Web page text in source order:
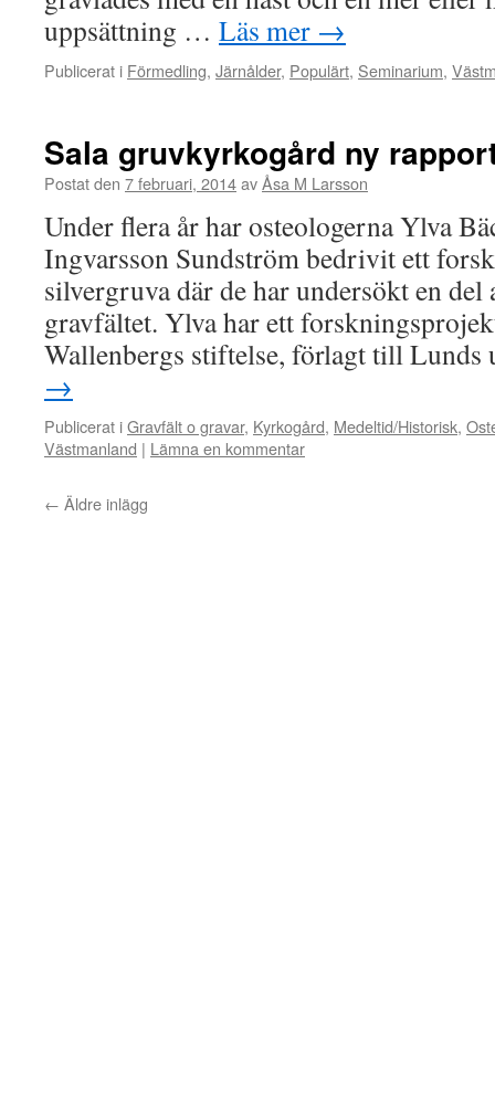
uppsättning … Läs mer →
Publicerat i Förmedling, Järnålder, Populärt, Seminarium,
Sala gruvkyrkogård ny
Postat den 7 februari, 2014avÅsa M Larsson
Under flera år har osteologerna Ylva
Ingvarsson Sundström bedrivit ett
silvergruva där de har undersökt en del
gravfältet. Ylva har ett
Wallenbergs stiftelse, förlagt till
→
Publicerat iGravfält o gravar, Kyrkogård, Medeltid/Historisk,
Västmanland | Lämna en kommentar
← Äldre inlägg